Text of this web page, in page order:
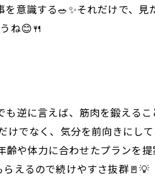
意識する🥗✨それだけで、見
ね😊🍴
逆に言えば、筋肉を鍛えるこ
けでなく、気分を前向きにし
齢や体力に合わせたプランを提
えるので続けやすさ抜群🚪💡